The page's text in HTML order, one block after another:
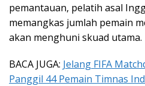
pemantauan, pelatih asal
memangkas jumlah pemain
akan menghuni skuad utama.
BACA JUGA: Jelang FIFA
Panggil 44 Pemain Timnas